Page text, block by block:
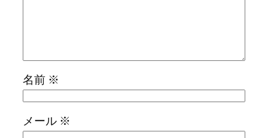
名前 ※
メール ※